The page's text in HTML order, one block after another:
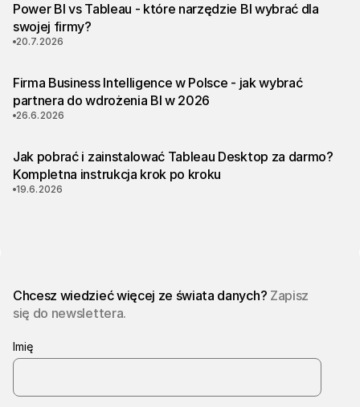
Power BI vs Tableau - które narzędzie BI wybrać dla
swojej firmy?
20.7.2026
Firma Business Intelligence w Polsce - jak wybrać
partnera do wdrożenia BI w 2026
26.6.2026
Jak pobrać i zainstalować Tableau Desktop za darmo?
Kompletna instrukcja krok po kroku
19.6.2026
Chcesz wiedzieć więcej ze świata danych? Zapisz
się do newslettera.
Imię